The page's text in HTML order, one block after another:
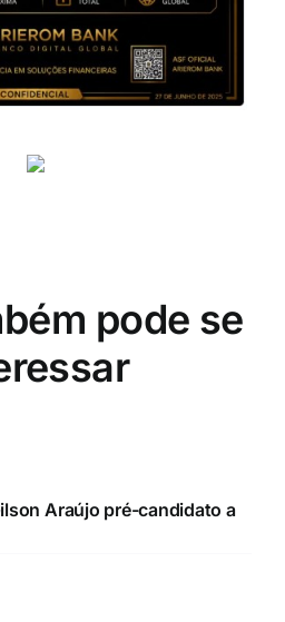
pode se
Araújo pré-candidato a